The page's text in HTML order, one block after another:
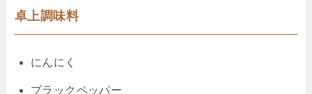
卓上調味料
にんにく
ブラックペッパー